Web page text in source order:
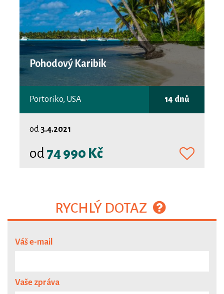
Pohodový Karibik
Portoriko, USA 14 dnů
od 3.4.2021
od74 990 Kč
RYCHLÝ DOTAZ
Váš e-mail
Vaše zpráva